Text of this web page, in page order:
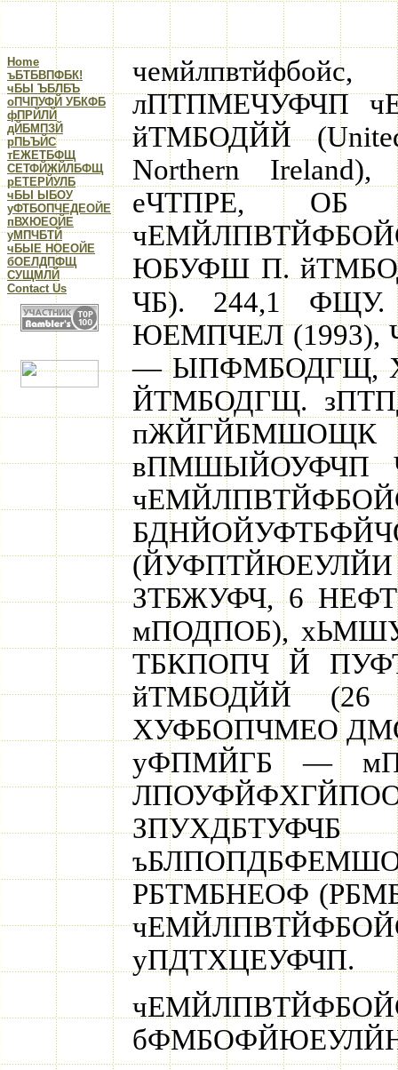
Home
ъБТБВПФБК!
чБЫ ЪБЛБЪ
оПЧПУФЙ УБКФБ
фПРЙЛЙ
дЙБМПЗЙ
рПЬЪЙС
тЕЖЕТБФЩ
CЕТФЙЖЙЛБФЩ
рЕТЕРЙУЛБ
чБЫ ЫБОУ
уФТБОПЧЕДЕОЙЕ
пВХЮЕОЙЕ
уМПЧБТЙ
чБЫЕ НОЕОЙЕ
бОЕЛДПФЩ
CУЩМЛЙ
Contact Us
лПТПМЕЧУФЧП
йТМБОДЙЙ
Northern
еЧТПРЕ, ОБ
ЮБУФШ П.
ЧБ). 244,1
ЮЕМПЧЕЛ (1993),
— ЫПФМБОДГЩ,
ЙТМБОДГЩ.
вПМШЫЙОУФЧП
ЗТБЖУФЧ, 6
мПОДПОБ),
ТБКПОПЧ Й
йТМБОДЙЙ
ХУФБОПЧМЕО
уФПМЙГБ —
РБТМБНЕОФ
уПДТХЦЕУФЧП.